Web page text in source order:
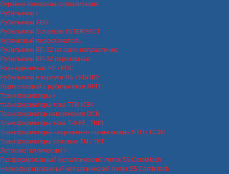
Охранно-пожарная сигнализация
Рубильники
Рубильники ABB
Рубильники Schneider INTERPACT
Кулачковый переключатель
Рубильники ВР-32 на одно направление
Рубильники ВР-32 перекидные
Разъединители РЕ / РПС
Рубильники в корпусе ЯБ / ЯБПВУ
Ящик силовой с рубильником ЯРП
Трансформаторы
трансформаторы тока ТТИ ИЭК
Трансформатор напряжения ОСМ
Трансформаторы тока Т-0.66 , ТШП
Трансформаторы напряжения понижающие ЯТП / ТСЗИ
Трансформаторы силовые ТМ / ТМГ
Лоток металлический
Перфорированный металлический лоток S5 Combitech
Неперфорированный металлический лоток S5 Combitech